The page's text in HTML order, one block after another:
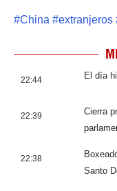
#China #extranjeros
22:44 El día
22:39
Cierra
22:38
Santo